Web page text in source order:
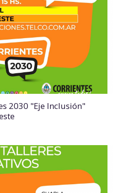
2030 "Eje Inclusión"